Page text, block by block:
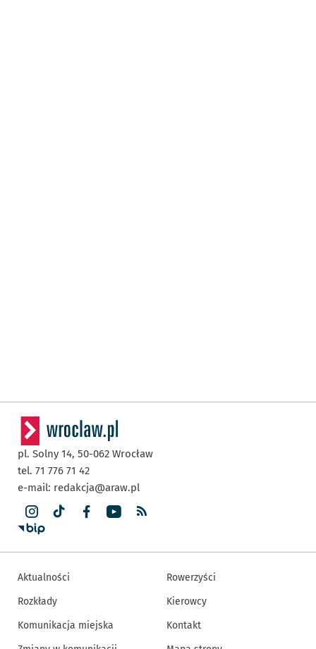
pl. Solny 14, 50-062 Wrocław
tel. 71 776 71 42
e-mail: redakcja@araw.pl
Aktualności
Rozkłady
Komunikacja miejska
Rowerzyści
Kierowcy
Kontakt